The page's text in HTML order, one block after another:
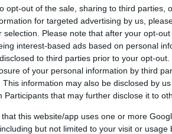
opt-out of the sale, sharing to third parties,
for targeted advertising by us,
selection. Please note that after your opt-
interest-based ads based on personal
to third parties prior to your opt-
of your personal information by third
This information may also be disclosed by
Participants that may further disclose it to
that this website/app uses one or more
but not limited to your visit or
generálhatják ügyfeleik
Hirdetési Kampányok
lépés a hirdetési kampányok
kidolgozzák a
célközönséget, és elkészítik a
Eredmények Mérése és
és elemzik az